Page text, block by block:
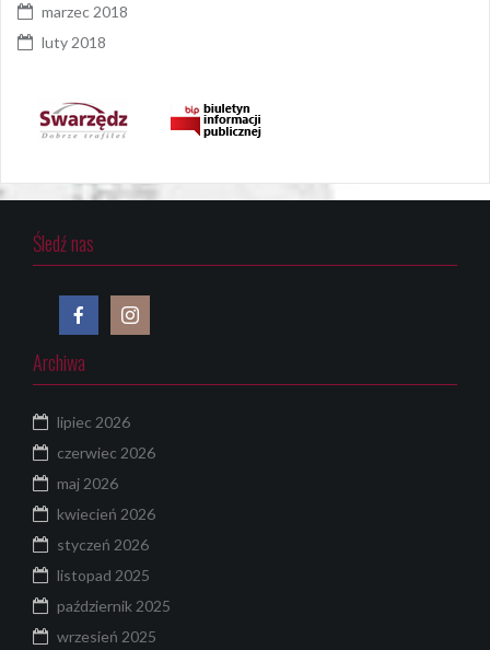
marzec 2018
luty 2018
Śledź nas
Archiwa
lipiec 2026
czerwiec 2026
maj 2026
kwiecień 2026
styczeń 2026
listopad 2025
październik 2025
wrzesień 2025